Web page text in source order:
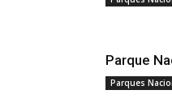
Parque
Parques